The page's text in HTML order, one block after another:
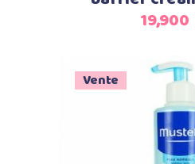
19,900
Vente